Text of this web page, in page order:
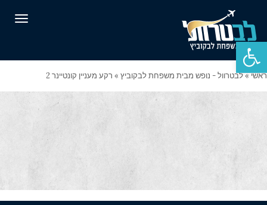
פתח סרגל נגישות
ראשי»לבטרוול - נופש מבית משפחת לבקוביץ » רקע מעניין קונטיינר 2